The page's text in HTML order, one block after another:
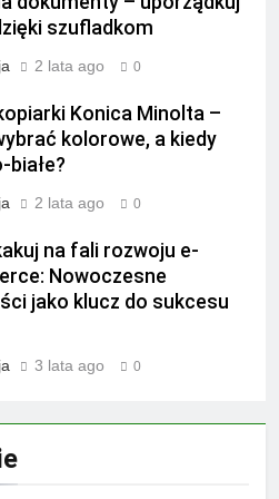
szufladkom
2 lata ago 0
Konica Minolta –
kolorowe, a kiedy
białe?
2 lata ago 0
na fali rozwoju e-
Nowoczesne
jako klucz do sukcesu
3 lata ago 0